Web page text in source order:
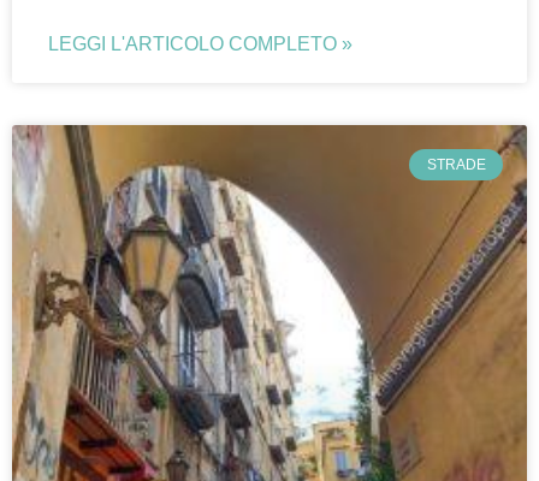
LEGGI L'ARTICOLO COMPLETO »
STRADE